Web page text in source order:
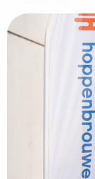
Bekijk
Hoppenbrouwers